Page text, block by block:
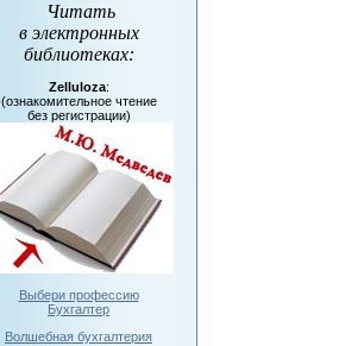
Читать
в электронных
библиотеках:
Zelluloza:
(ознакомительное чтение
без регистрации)
Выбери профессию
Бухгалтер
Волшебная бухгалтерия